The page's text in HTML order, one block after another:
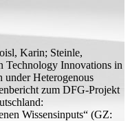
Karin; Steinle,
Technology Innovations in
Heterogenous
zum DFG-Projekt
Wissensinputs“ (GZ: